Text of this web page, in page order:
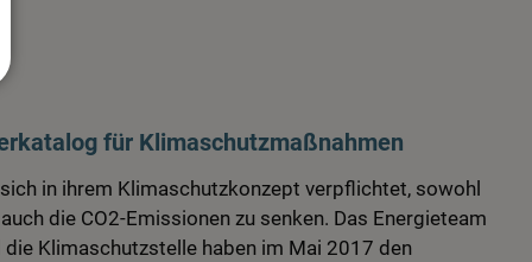
für Klimaschutzmaßnahmen
in ihrem Klimaschutzkonzept verpflichtet, sowohl
die CO2-Emissionen zu senken. Das Energieteam
Klimaschutzstelle haben im Mai 2017 den